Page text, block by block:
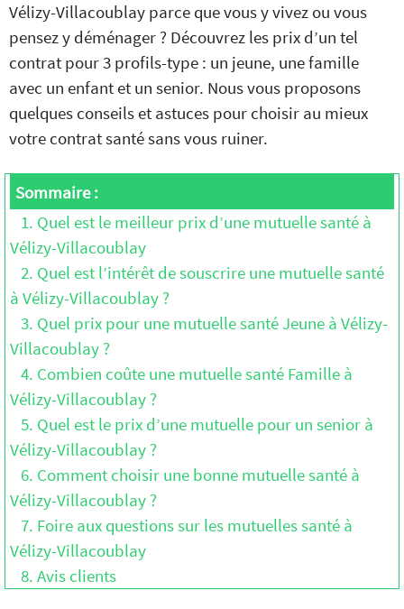
Vélizy-Villacoublay parce que vous y vivez ou vous
pensez y déménager ? Découvrez les prix d’un tel
contrat pour 3 profils-type : un jeune, une famille
avec un enfant et un senior. Nous vous proposons
quelques conseils et astuces pour choisir au mieux
votre contrat santé sans vous ruiner.
Sommaire :
1. Quel est le meilleur prix d’une mutuelle santé à
Vélizy-Villacoublay
2. Quel est l’intérêt de souscrire une mutuelle santé
à Vélizy-Villacoublay ?
3. Quel prix pour une mutuelle santé Jeune à Vélizy-
Villacoublay ?
4. Combien coûte une mutuelle santé Famille à
Vélizy-Villacoublay ?
5. Quel est le prix d’une mutuelle pour un senior à
Vélizy-Villacoublay ?
6. Comment choisir une bonne mutuelle santé à
Vélizy-Villacoublay ?
7. Foire aux questions sur les mutuelles santé à
Vélizy-Villacoublay
8. Avis clients